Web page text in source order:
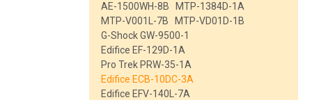
AE-1500WH-8B
MTP-1384D-1A
MTP-V001L-7B
MTP-VD01D-1B
G-Shock GW-9500-1
Edifice EF-129D-1A
Pro Trek PRW-35-1A
Edifice ECB-10DC-3A
Edifice EFV-140L-7A